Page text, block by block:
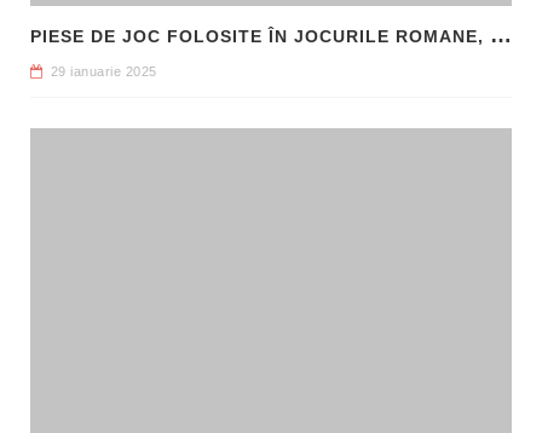
P
IESE DE JOC FOLOSITE ÎN JOCURILE ROMANE, DESCOPERITE LA HADRIANOPOLIS
29 ianuarie 2025